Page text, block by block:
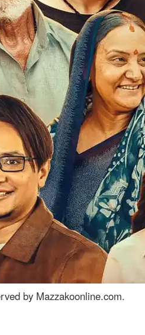
by Mazzakoonline.com.